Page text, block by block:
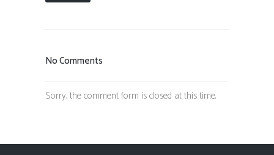
No Comments
Sorry, the comment form is closed at this time.